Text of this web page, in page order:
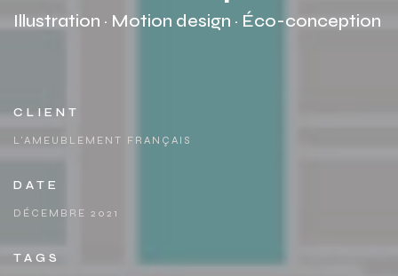
Illustration · Motion design · Éco-conception
CLIENT
L'AMEUBLEMENT FRANÇAIS
DATE
DÉCEMBRE 2021
TAGS